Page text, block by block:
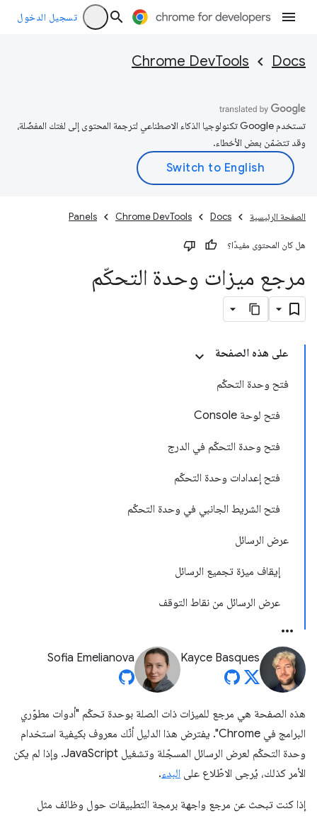
تسجيل الدخول
Docs
Chrome DevTools
تستخدم Google تكنولوجيا الذكاء الاصطناعي لترجمة المحتوى إلى لغتك المفضّلة،
وقد تتضمّن بعض الأخطاء.
الصفحة الرئيسية Docs
Chrome DevTools
Panels
هل كان المحتوى مفيدًا؟
مرجع ميزات وحدة التحكّم
على هذه الصفحة
فتح وحدة التحكّم
فتح لوحة Console
فتح وحدة التحكّم في الدرج
فتح إعدادات وحدة التحكّم
فتح الشريط الجانبي في وحدة التحكّم
عرض الرسائل
إيقاف ميزة تجميع الرسائل
عرض الرسائل من نقاط التوقف
Kayce Basques
Sofia Emelianova
هذه الصفحة هي مرجع للميزات ذات الصلة بوحدة تحكّم "أدوات مطوّري
البرامج في Chrome". يفترض هذا الدليل أنّك معروف بكيفية استخدام
وحدة التحكّم لعرض الرسائل المسجّلة وتشغيل JavaScript. وإذا لم يكن
الأمر كذلك، يُرجى الاطّلاع على البدء.
إذا كنت تبحث عن مرجع واجهة برمجة التطبيقات حول وظائف مثل